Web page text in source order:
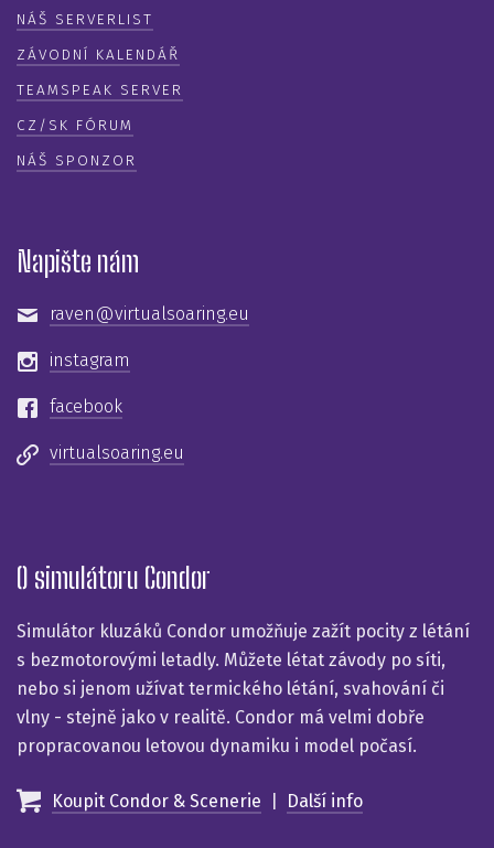
NÁŠ SERVERLIST
ZÁVODNÍ KALENDÁŘ
TEAMSPEAK SERVER
CZ/SK FÓRUM
NÁŠ SPONZOR
Napište nám
raven virtualsoaring.eu
instagram
facebook
virtualsoaring.eu
O simulátoru Condor
Simulátor kluzáků Condor umožňuje zažít pocity z létání
s bezmotorovými letadly. Můžete létat závody po síti,
nebo si jenom užívat termického létání, svahování či
vlny - stejně jako v realitě. Condor má velmi dobře
propracovanou letovou dynamiku i model počasí.
Koupit Condor & Scenerie Další info